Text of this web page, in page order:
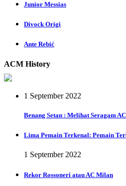
Junior Messias
Divock Origi
Ante Rebić
ACM History
1 September 2022
Benang Setan : Melihat Seragam
Lima Pemain Terkenal: Pemain
1 September 2022
Rekor Rossoneri atau AC Milan